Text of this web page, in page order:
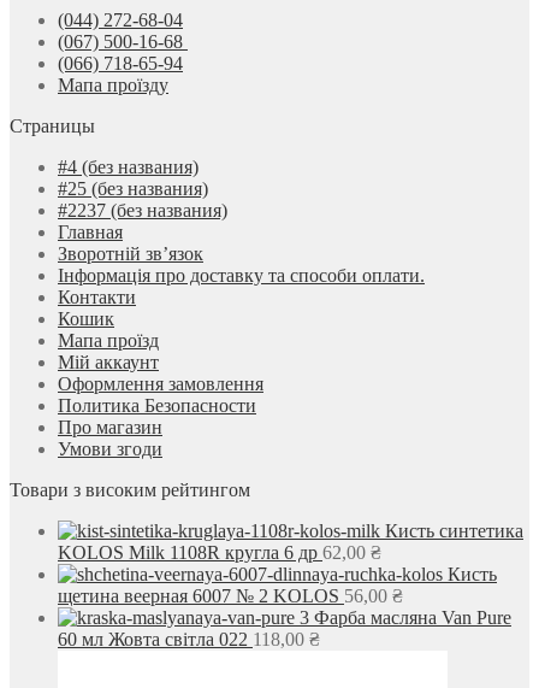
(044) 272-68-04
(067) 500-16-68
(066) 718-65-94
Мапа проїзду
Страницы
#4 (без названия)
#25 (без названия)
#2237 (без названия)
Главная
Зворотній зв’язок
Інформація про доставку та способи оплати.
Контакти
Кошик
Мапа проїзд
Мій аккаунт
Оформлення замовлення
Политика Безопасности
Про магазин
Умови згоди
Товари з високим рейтингом
Кисть синтетика
KOLOS Milk 1108R кругла 6 др 62,00 ₴
Кисть
щетина веерная 6007 № 2 KOLOS 56,00 ₴
Фарба масляна Van Pure
60 мл Жовта світла 022 118,00 ₴